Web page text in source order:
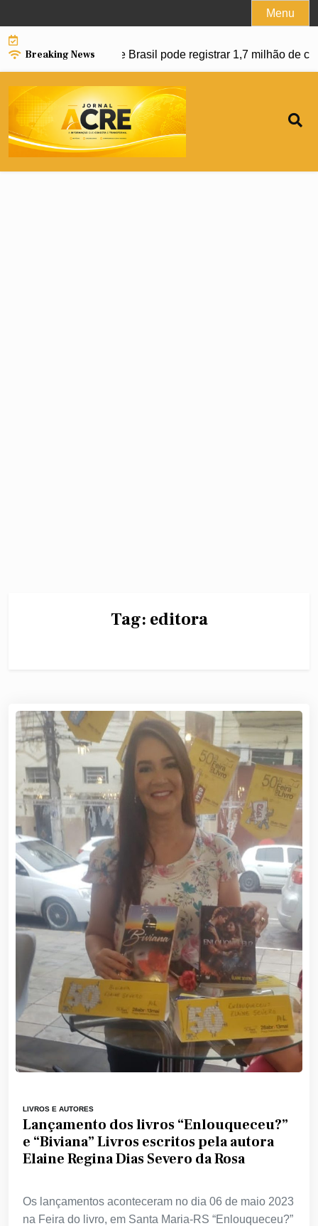
to
content
Menu
Breaking News
avanço da dengue e Brasil pode registrar 1,7 milhão de
Tag: editora
LIVROS E AUTORES
Lançamento dos livros “Enlouqueceu?”
e “Biviana” Livros escritos pela autora
Elaine Regina Dias Severo da Rosa
Os lançamentos aconteceram no dia 06 de maio 2023
na Feira do livro, em Santa Maria-RS “Enlouqueceu?”